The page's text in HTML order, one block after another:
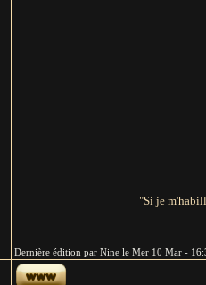
"Si je
Dernière édition par Nine le Mer 10 Mar -